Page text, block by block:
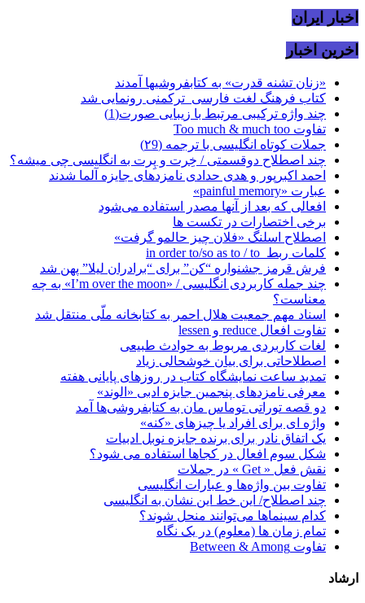
اخبار ایران
اخرین اخبار
«زنان تشنه قدرت» به کتابفروشیها آمدند
کتاب فرهنگ لغت فارسی_ترکمنی رونمایی شد
چند واژه ترکیبی مرتبط با زیبایی صورت(1)
تفاوت Too much & much too
جملات کوتاه انگلیسی با ترجمه (۲9)
چند اصطلاح دوقسمتی / خِرت و پِرت به انگلیسی چی میشه؟
احمد اکبرپور و هدی حدادی نامزدهای جایزه آلما شدند
عبارت «painful memory»
افعالی که بعد از آنها مصدر استفاده می‌شود
برخی اختصارات در تکست ها
اصطلاح اسلنگ «فلان چیز حالمو گرفت»
کلمات ربط in order to/so as to / to
فرش قرمز جشنواره “کن” برای “برادران لیلا” پهن شد
چند جمله کاربردی انگلیسی / «I’m over the moon» به چه
معناست؟
اسناد مهم جمعیت هلال احمر به کتابخانه ملّی منتقل شد
تفاوت افعال reduce و lessen
لغات کاربردی مربوط به حوادث طبیعی
اصطلاحاتی برای بیان خوشحالی زیاد
تمدید ساعت نمایشگاه کتاب در روز‌های پایانی هفته
معرفی نامزدهای پنجمین جایزه ادبی «الوند»
دو قصه توراتی توماس مان به کتابفروشی‌ها آمد
واژه ای برای افراد یا چیزهای «کنه»
یک اتفاق نادر برای برنده جایزه نوبل ادبیات
شکل سوم افعال در کجاها استفاده می شود؟
نقش فعل « Get » در جملات
تفاوت بین واژه‌ها و عبارات انگلیسی
چند اصطلاح/ این خط این نشان به انگلیسی
کدام سینماها می‌توانند منحل شوند؟
تمام زمان ها (معلوم) در یک نگاه
تفاوت Between & Among
ارشاد